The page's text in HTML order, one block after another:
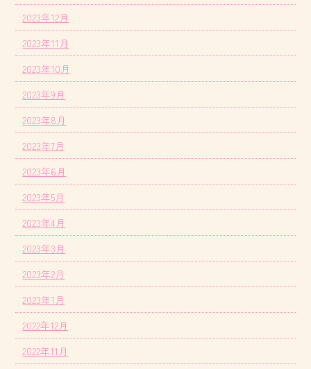
2023年12月
2023年11月
2023年10月
2023年9月
2023年8月
2023年7月
2023年6月
2023年5月
2023年4月
2023年3月
2023年2月
2023年1月
2022年12月
2022年11月